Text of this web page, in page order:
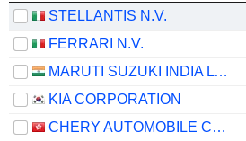
STELLANTIS N.V.
FERRARI N.V.
MARUTI SUZUKI INDIA LTD
KIA CORPORATION
CHERY AUTOMOBILE CO., LTD.